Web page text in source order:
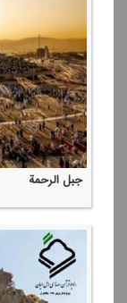
جبل الرحمة